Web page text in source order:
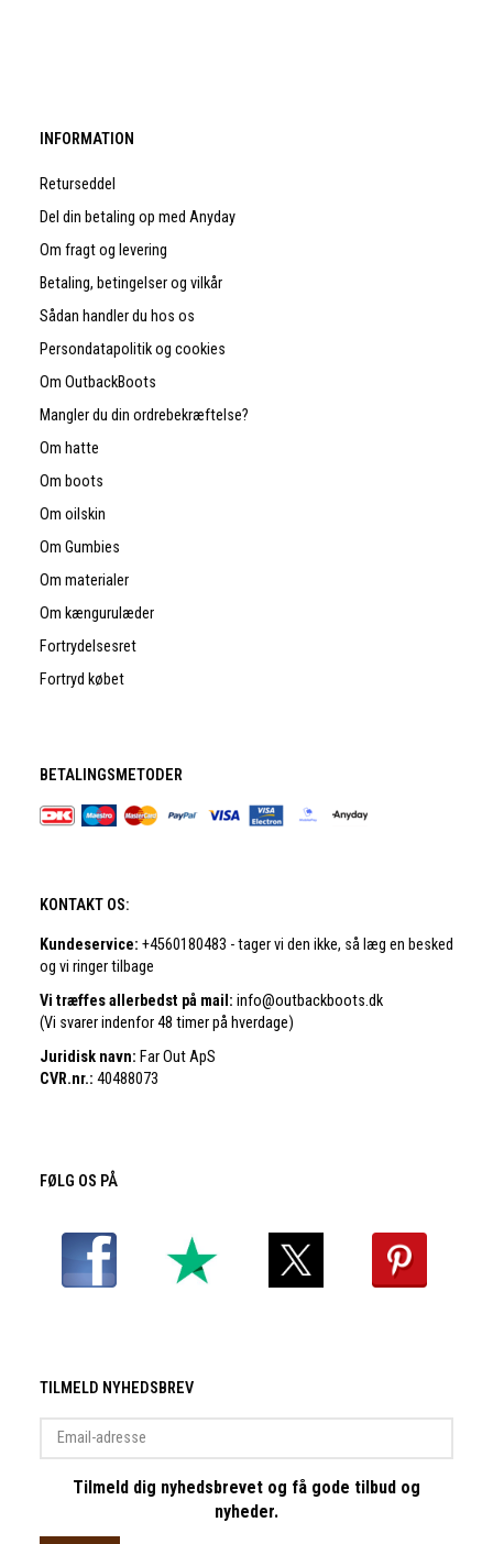
INFORMATION
Returseddel
Del din betaling op med Anyday
Om fragt og levering
Betaling, betingelser og vilkår
Sådan handler du hos os
Persondatapolitik og cookies
Om OutbackBoots
Mangler du din ordrebekræftelse?
Om hatte
Om boots
Om oilskin
Om Gumbies
Om materialer
Om kængurulæder
Fortrydelsesret
Fortryd købet
BETALINGSMETODER
KONTAKT OS:
Kundeservice: +4560180483 - tager vi den ikke, så læg en besked
og vi ringer tilbage
Vi træffes allerbedst på mail: info@outbackboots.dk
(Vi svarer indenfor 48 timer på hverdage)
Juridisk navn: Far Out ApS
CVR.nr.: 40488073
FØLG OS PÅ
TILMELD NYHEDSBREV
Email-
adresse
Tilmeld dig nyhedsbrevet og få gode tilbud og
nyheder.